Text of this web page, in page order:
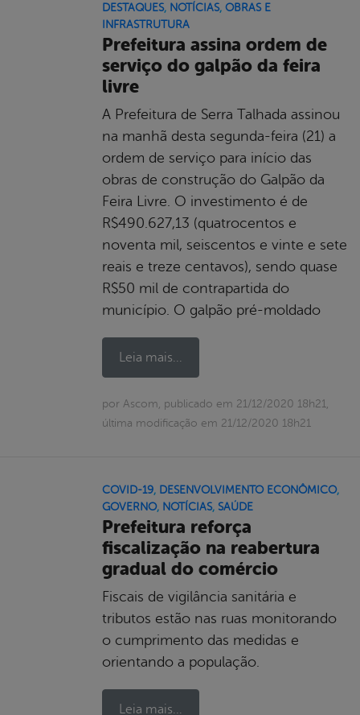
DESTAQUES, NOTÍCIAS, OBRAS E
INFRASTRUTURA
Prefeitura assina ordem de
serviço do galpão da feira
livre
A Prefeitura de Serra Talhada assinou
na manhã desta segunda-feira (21) a
ordem de serviço para início das
obras de construção do Galpão da
Feira Livre. O investimento é de
R$490.627,13 (quatrocentos e
noventa mil, seiscentos e vinte e sete
reais e treze centavos), sendo quase
R$50 mil de contrapartida do
município. O galpão pré-moldado
Leia mais...
por Ascom, publicado em 21/12/2020 18h21,
última modificação em 21/12/2020 18h21
COVID-19, DESENVOLVIMENTO ECONÔMICO,
GOVERNO, NOTÍCIAS, SAÚDE
Prefeitura reforça
fiscalização na reabertura
gradual do comércio
Fiscais de vigilância sanitária e
tributos estão nas ruas monitorando
o cumprimento das medidas e
orientando a população.
Leia mais...